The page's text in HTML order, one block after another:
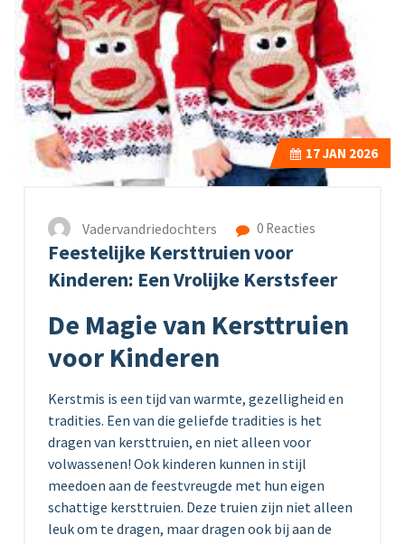
17JAN 2026
Vadervandriedochters 0 Reacties
Feestelijke Kersttruien voor
Kinderen: Een Vrolijke Kerstsfeer
De Magie van Kersttruien
voor Kinderen
Kerstmis is een tijd van warmte, gezelligheid en
tradities. Een van die geliefde tradities is het
dragen van kersttruien, en niet alleen voor
volwassenen! Ook kinderen kunnen in stijl
meedoen aan de feestvreugde met hun eigen
schattige kersttruien. Deze truien zijn niet alleen
leuk om te dragen, maar dragen ook bij aan de